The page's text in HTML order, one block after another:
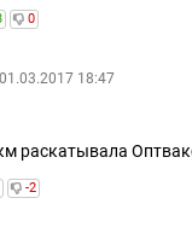
0
01.03.2017 18:47
раскатывала
-2